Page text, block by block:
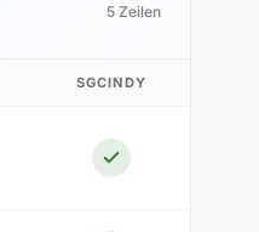
5 Zeilen
SGCINDY